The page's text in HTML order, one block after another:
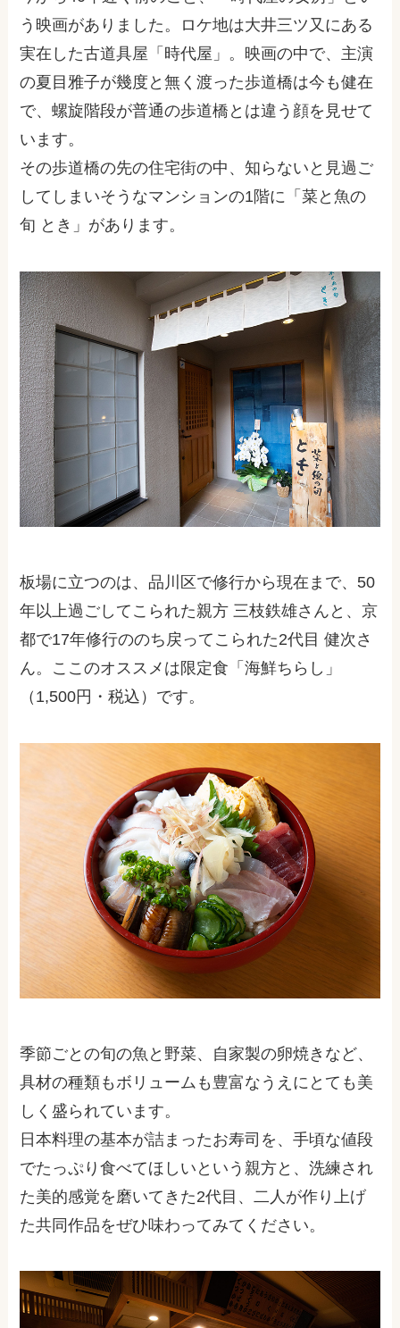
う映画がありました。ロケ地は大井三ツ又にある
実在した古道具屋「時代屋」。映画の中で、主演
の夏目雅子が幾度と無く渡った歩道橋は今も健在
で、螺旋階段が普通の歩道橋とは違う顔を見せて
います。
その歩道橋の先の住宅街の中、知らないと見過ご
してしまいそうなマンションの1階に「菜と魚の
旬 とき」があります。
板場に立つのは、品川区で修行から現在まで、50
年以上過ごしてこられた親方 三枝鉄雄さんと、京
都で17年修行ののち戻ってこられた2代目 健次さ
ん。ここのオススメは限定食「海鮮ちらし」
（1,500円・税込）です。
季節ごとの旬の魚と野菜、自家製の卵焼きなど、
具材の種類もボリュームも豊富なうえにとても美
しく盛られています。
日本料理の基本が詰まったお寿司を、手頃な値段
でたっぷり食べてほしいという親方と、洗練され
た美的感覚を磨いてきた2代目、二人が作り上げ
た共同作品をぜひ味わってみてください。